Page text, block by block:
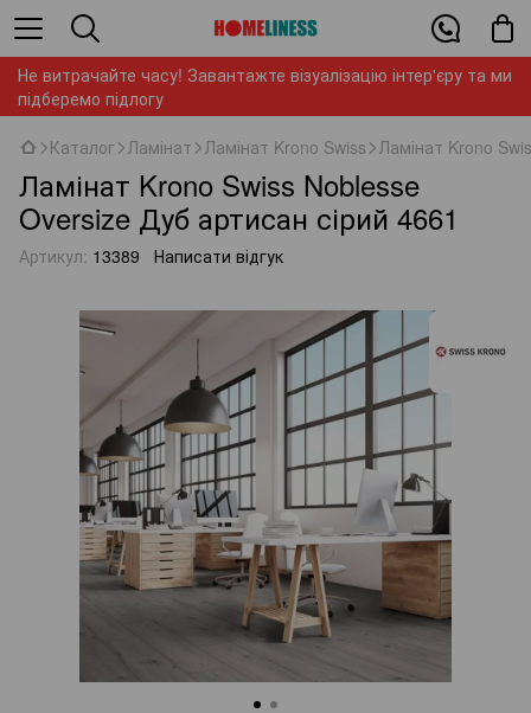
Не витрачайте часу! Завантажте візуалізацію інтер'єру та ми
підберемо підлогу
Каталог Ламінат Ламінат Krono Swiss Ламінат Krono
Ламінат Krono Swiss Noblesse
Oversize Дуб артисан сірий 4661
Артикул: 13389 Написати відгук